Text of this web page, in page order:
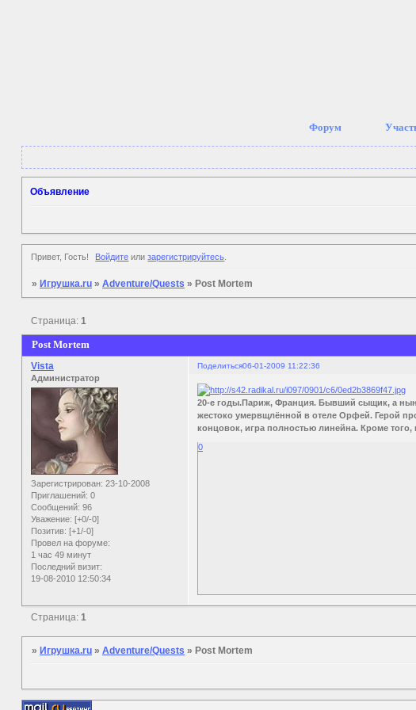
Форум
Объявление
Привет, Гость! Войдите илизарегистрируйтесь
» Игрушка.ru » Adventure/Quests » Post Mortem
Post Mortem
Страница: 1
Поделиться06-01-2009 11:22:36
Vista
Администратор
Зарегистрирован: 23-10-2008
Приглашений: 0
Сообщений: 96
Уважение: [+0/-0]
Позитив: [+1/-0]
Провел на форуме:
1 час 49 минут
Последний визит:
19-08-2010 12:50:34
20-е годы.Париж, Франция. Бывший сыщик, а
жестоко умервщлённой в отеле Орфей. Герой
концовок, игра полностью линейна. Кроме того,
0
Страница: 1
» Игрушка.ru » Adventure/Quests » Post Mortem